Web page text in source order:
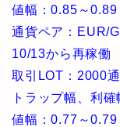
値幅：0.85～0.89
通貨ペア：EUR/
10/13から再稼働
取引LOT：2000
トラップ幅、利
値幅：0.77～0.79